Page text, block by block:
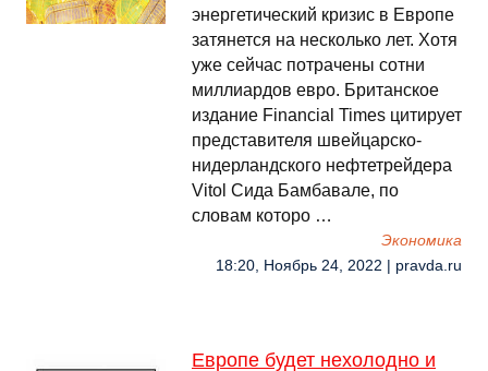
энергетический кризис в Европе
затянется на несколько лет. Хотя
уже сейчас потрачены сотни
миллиардов евро. Британское
издание Financial Times цитирует
представителя швейцарско-
нидерландского нефтетрейдера
Vitol Сида Бамбавале, по
словам которо …
Экономика
18:20, Ноябрь 24, 2022 | pravda.ru
Европе будет нехолодно и